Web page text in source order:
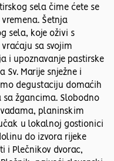
sela čime ćete se
Šetnja
sela, koje oživi s
sa svojim
i upoznavanje pastirske
Marije snježne i
degustaciju domaćih
žgancima. Slobodno
planinskim
u lokalnoj gostionici
do izvora rijeke
i Plečnikov dvorac,